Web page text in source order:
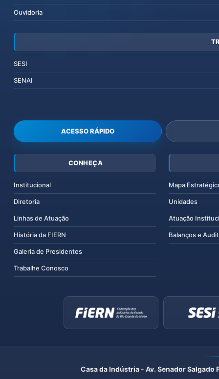
Ouvidoria
SESI
SENAI
ACESSO RÁPIDO
CONHEÇA
Institucional
Diretoria
Linhas de Atuação
História da FIERN
Galeria de Presidentes
Trabalhe Conosco
Mapa
Unidades
Atuação
Balanços e
Casa da Indústria - Av. Senador